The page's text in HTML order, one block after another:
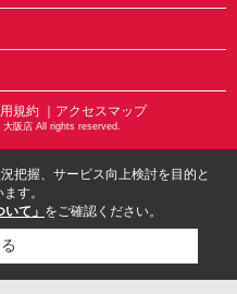
規約 ｜アクセスマップ
阪店 All rights reserved.
把握、サービス向上検討を目的と
す。
て」 をご確認ください。